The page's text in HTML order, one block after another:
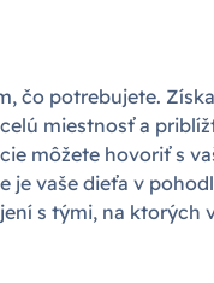
čo potrebujete.
miestnosť a
môžete hovoriť s
vaše dieťa v
s tými, na ktorých